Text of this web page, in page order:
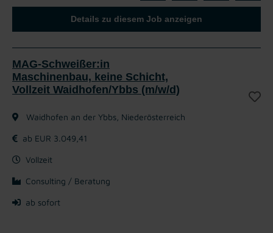
Details zu diesem Job anzeigen
MAG-Schweißer:in
Maschinenbau, keine Schicht,
Vollzeit Waidhofen/Ybbs (m/w/d)
Waidhofen an der Ybbs, Niederösterreich
ab EUR 3.049,41
Vollzeit
Consulting / Beratung
ab sofort